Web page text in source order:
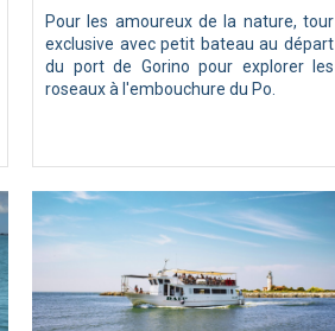
Pour les amoureux de la nature, tour
exclusive avec petit bateau au départ
du port de Gorino pour explorer les
roseaux à l'embouchure du Po.